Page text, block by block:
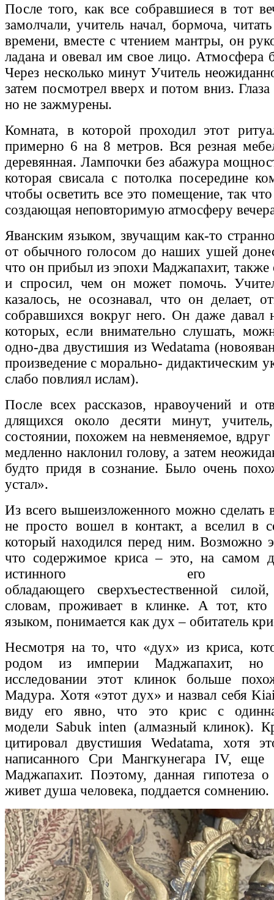
После того, как все собравшиеся в тот
замолчали, учитель начал, бормоча,
времени, вместе с чтением мантры, он
ладана и овевал им свое лицо. Атмосфера
Через несколько минут Учитель
затем посмотрел вверх и потом вниз.
но не зажмурены.
Комната, в которой проходил этот
примерно 6 на 8 метров. Вся резная
деревянная. Лампочки без абажура
которая свисала с потолка посередине
чтобы осветить все это помещение, так что
создающая неповторимую атмосферу
Яванским языком, звучащим как-то
от обычного голосом до наших ушей
что он прибыл из эпохи Маджапахит, также
и спросил, чем он может помочь.
казалось, не осознавал, что он делает,
собравшихся вокруг него. Он даже давал
которых, если внимательно слушать,
одно-два двустишия из Wedatama
произведение с морально- дидактическим
слабо повлиял ислам).
После всех рассказов, нравоучений и
длящихся около десяти минут,
состоянии, похожем на невменяемое,
медленно наклонил голову, а затем
будто придя в сознание. Было очень
устал».
Из всего вышеизложенного можно сделать
не просто вошел в контакт, а вселил в
который находился перед ним. Возможно
что содержимое криса – это, на самом
истинного его
обладающего сверхъестественной
словам, проживает в клинке. А тот, кто
языком, понимается как дух – обитатель
Несмотря на то, что «дух» из криса,
родом из империи Маджапахит, но
исследовании этот клинок больше
Мадура. Хотя «этот дух» и назвал себя
виду его явно, что это крис с
модели Sabuk inten (алмазный клинок).
цитировал двустишия Wedatama, хотя
написанного Сри Мангкунегара IV,
Маджапахит. Поэтому, данная гипотеза
живет душа человека, поддается сомнению.